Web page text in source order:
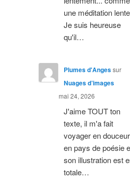
une méditation
Je suis heureuse
qu'il…
Plumes d'Angessur
Nuages d’images
mai 24, 2026
J'aime TOUT ton
texte, il m'a fait
voyager en douceur
en pays de poésie
son illustration est
totale…